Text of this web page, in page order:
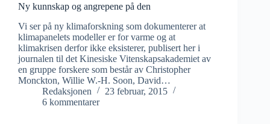
Ny kunnskap og angrepene på den
Vi ser på ny klimaforskning som dokumenterer at
klimapanelets modeller er for varme og at
klimakrisen derfor ikke eksisterer, publisert her i
journalen til det Kinesiske Vitenskapsakademiet av
en gruppe forskere som består av Christopher
Monckton, Willie W.-H. Soon, David…
Redaksjonen
23 februar, 2015
6 kommentarer